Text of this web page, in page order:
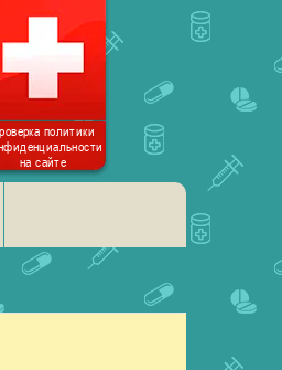
политики
на сайте